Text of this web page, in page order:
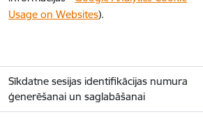
Usage on Websites).
Sīkdatne sesijas identifikācijas numura
ģenerēšanai un saglabāšanai